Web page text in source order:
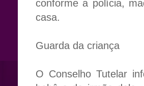
conforme a polícia,
casa.
Guarda da criança
O Conselho Tutelar